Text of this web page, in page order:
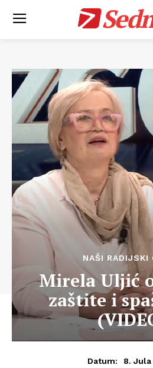
NAŠI RADIJSKI
Mirela Uljić
zaštite i
Datum: 8.